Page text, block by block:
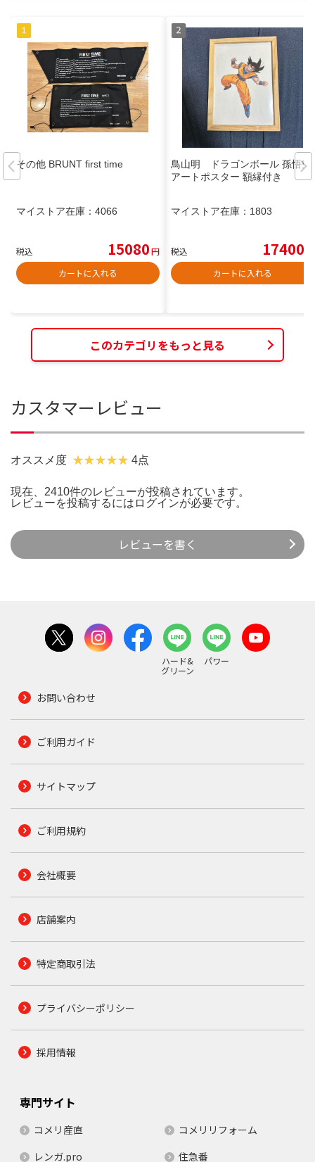
その他 BRUNT first time
マイストア在庫： 4066
税込 15080円
カートに入れる
鳥山明 ドラゴンボール 孫悟空
アートポスター 額縁付き
マイストア在庫： 1803
税込 17400
カートに入れる
このカテゴリをもっと見る
カスタマーレビュー
オススメ度 4点
現在、2410件のレビューが投稿されています。
レビューを投稿するには ログインが必要です。
レビューを書く
ハード&
グリーン
パワー
お問い合わせ
ご利用ガイド
サイトマップ
ご利用規約
会社概要
店舗案内
特定商取引法
プライバシーポリシー
採用情報
専門サイト
コメリ産直
コメリリフォーム
レンガ.pro
住急番